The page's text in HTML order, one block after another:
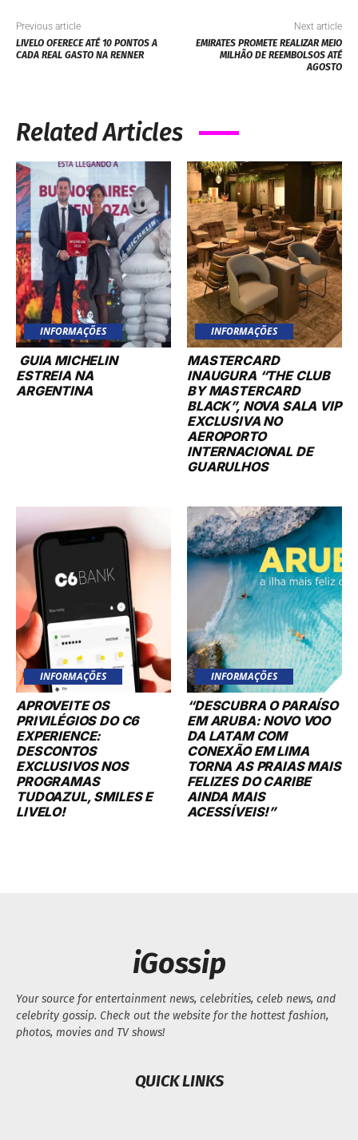
Previous article
LIVELO OFERECE ATÉ 10 PONTOS A
CADA REAL GASTO NA RENNER
Next article
EMIRATES PROMETE REALIZAR MEIO
MILHÃO DE REEMBOLSOS ATÉ
AGOSTO
Related Articles
INFORMAÇÕES
GUIA MICHELIN
ESTREIA NA
ARGENTINA
INFORMAÇÕES
MASTERCARD
INAUGURA “THE CLUB
BY MASTERCARD
BLACK”, NOVA SALA VIP
EXCLUSIVA NO
AEROPORTO
INTERNACIONAL DE
GUARULHOS
INFORMAÇÕES
APROVEITE OS
PRIVILÉGIOS DO C6
EXPERIENCE:
DESCONTOS
EXCLUSIVOS NOS
PROGRAMAS
TUDOAZUL, SMILES E
LIVELO!
INFORMAÇÕES
“DESCUBRA O PARAÍSO
EM ARUBA: NOVO VOO
DA LATAM COM
CONEXÃO EM LIMA
TORNA AS PRAIAS MAIS
FELIZES DO CARIBE
AINDA MAIS
ACESSÍVEIS!”
iGossip
Your source for entertainment news, celebrities, celeb news, and
celebrity gossip. Check out the website for the hottest fashion,
photos, movies and TV shows!
QUICK LINKS